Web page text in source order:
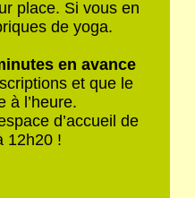
place. Si vous en
de yoga.
en avance
et que le
à l’heure.
d’accueil de
12h20 !